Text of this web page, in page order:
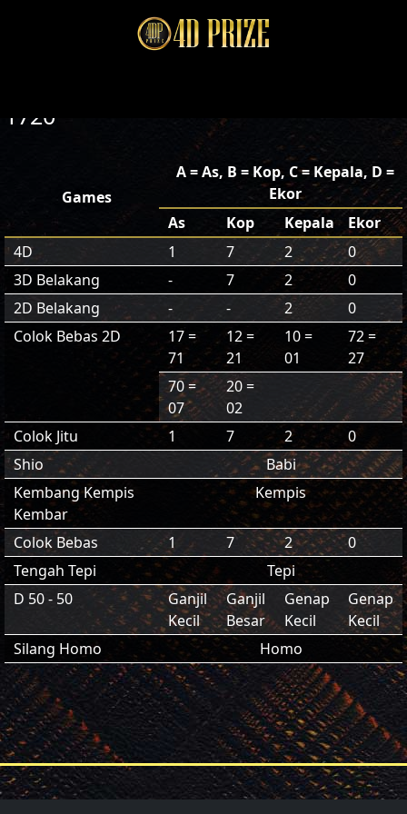
1720
Games
A = As, B = Kop, C = Kepala, D =
Ekor
As
Kop Kepala
Ekor
4D
1 7 2
0
3D Belakang
- 7 2
0
2D Belakang
- - 2
0
Colok Bebas 2D
17 =
71
12 =
21
10 =
01
72 =
27
70 =
07
20 =
02
Colok Jitu
1 7 2
0
Shio
Babi
Kembang Kempis
Kembar
Kempis
Colok Bebas 1 7 2
0
Tengah Tepi
Tepi
D 50 - 50
Ganjil
Kecil
Ganjil
Besar
Genap
Kecil
Genap
Kecil
Silang Homo
Homo